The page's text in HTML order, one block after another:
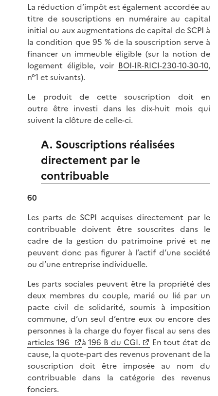
La réduction d’impôt est également accordée au
titre de souscriptions en numéraire au capital
initial ou aux augmentations de capital de SCPI à
la condition que 95 % de la souscription serve à
financer un immeuble éligible (sur la notion de
logement éligible, voir BOI-IR-RICI-230-10-30-10,
n°1 et suivants).
Le produit de cette souscription doit en
outre être investi dans les dix-huit mois qui
suivent la clôture de celle-ci.
A. Souscriptions réalisées
directement par le
contribuable
60
Les parts de SCPI acquises directement par le
contribuable doivent être souscrites dans le
cadre de la gestion du patrimoine privé et ne
peuvent donc pas figurer à l’actif d’une société
ou d’une entreprise individuelle.
Les parts sociales peuvent être la propriété des
deux membres du couple, marié ou lié par un
pacte civil de solidarité, soumis à imposition
commune, d’un seul d’entre eux ou encore des
personnes à la charge du foyer fiscal au sens des
articles 196
à196 B du CGI.
En tout état de
cause, la quote-part des revenus provenant de la
souscription doit être imposée au nom du
contribuable dans la catégorie des revenus
fonciers.